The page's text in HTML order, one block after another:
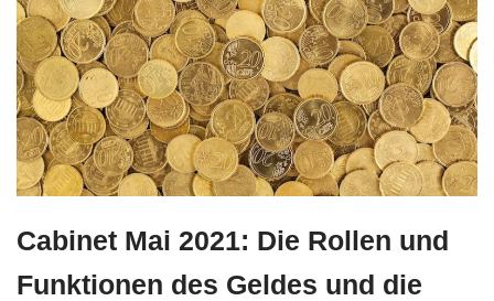
Cabinet Mai 2021: Die Rollen und
Funktionen des Geldes und die